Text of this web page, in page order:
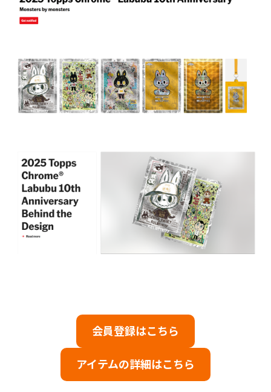
会員登録はこちら
アイテムの詳細はこちら